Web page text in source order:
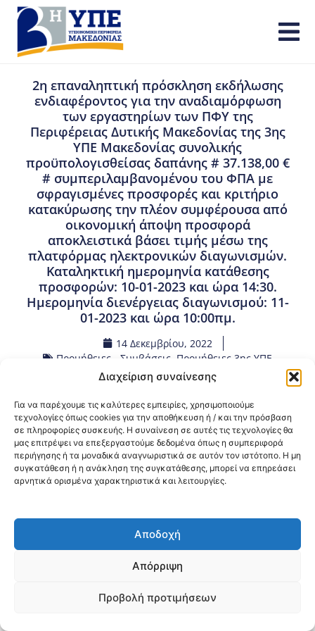
Διαχείριση συναίνεσης
Για να παρέχουμε τις καλύτερες εμπειρίες, χρησιμοποιούμε
τεχνολογίες όπως cookies για την αποθήκευση ή / και την πρόσβαση
σε πληροφορίες συσκευής. Η συναίνεση σε αυτές τις τεχνολογίες θα
μας επιτρέψει να επεξεργαστούμε δεδομένα όπως η συμπεριφορά
περιήγησης ή τα μοναδικά αναγνωριστικά σε αυτόν τον ιστότοπο. Η μη
συγκατάθεση ή η ανάκληση της συγκατάθεσης, μπορεί να επηρεάσει
αρνητικά ορισμένα χαρακτηριστικά και λειτουργίες.
Αποδοχή
Απόρριψη
Προβολή προτιμήσεων
2η επαναληπτική πρόσκληση εκδήλωσης
ενδιαφέροντος για την αναδιαμόρφωση
των εργαστηρίων των ΠΦΥ της
Περιφέρειας Δυτικής Μακεδονίας της 3ης
ΥΠΕ Μακεδονίας συνολικής
προϋπολογισθείσας δαπάνης # 37.138,00 €
# συμπεριλαμβανομένου του ΦΠΑ με
σφραγισμένες προσφορές και κριτήριο
κατακύρωσης την πλέον συμφέρουσα από
οικονομική άποψη προσφορά
αποκλειστικά βάσει τιμής μέσω της
πλατφόρμας ηλεκτρονικών διαγωνισμών.
Καταληκτική ημερομηνία κατάθεσης
προσφορών: 10-01-2023 και ώρα 14:30.
Ημερομηνία διενέργειας διαγωνισμού: 11-
01-2023 και ώρα 10:00πμ.
14 Δεκεμβρίου, 2022
Προμήθειες - Συμβάσεις Προμήθειες 3ης ΥΠΕ
Κοινοποίηση:
@2026 3ype.gr All rights reserved
Πολιτική Προστασίας Δεδομένων
Θεσσαλονίκη, ΕλλάδαΤηλ: +30 2311 226 200
email: 3ype@3ype.gr
Page Visits:
Website Visits: